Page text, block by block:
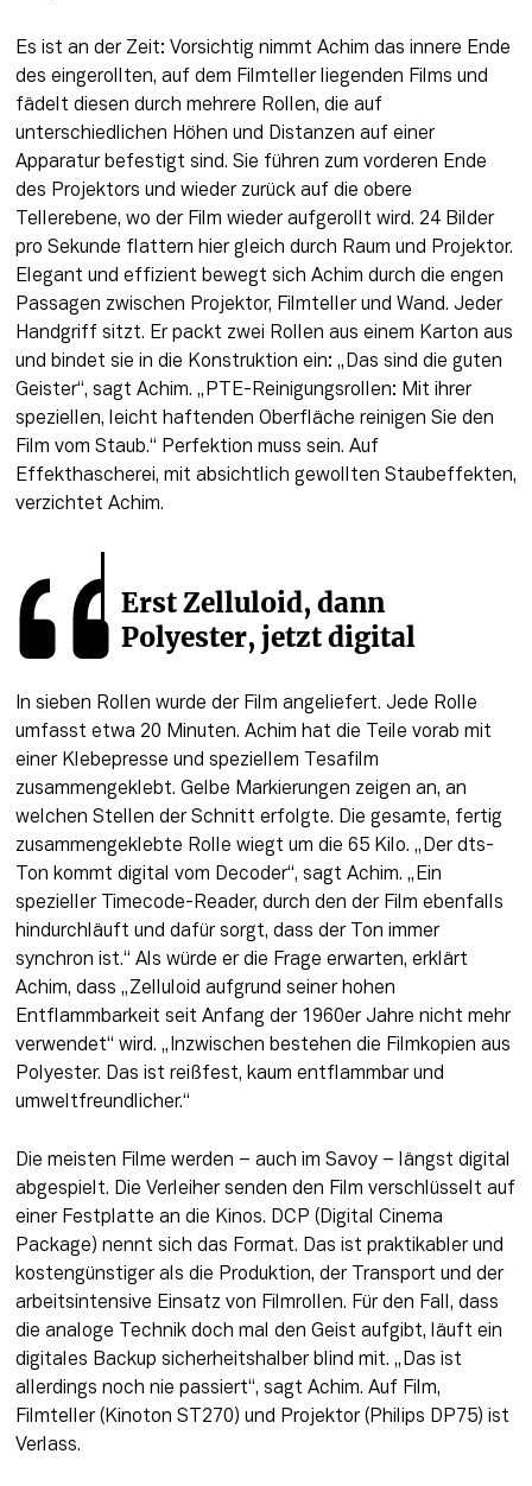
Es ist an der Zeit: Vorsichtig nimmt Achim das innere Ende
des eingerollten, auf dem Filmteller liegenden Films und
fädelt diesen durch mehrere Rollen, die auf
unterschiedlichen Höhen und Distanzen auf einer
Apparatur befestigt sind. Sie führen zum vorderen Ende
des Projektors und wieder zurück auf die obere
Tellerebene, wo der Film wieder aufgerollt wird. 24 Bilder
pro Sekunde flattern hier gleich durch Raum und Projektor.
Elegant und effizient bewegt sich Achim durch die engen
Passagen zwischen Projektor, Filmteller und Wand. Jeder
Handgriff sitzt. Er packt zwei Rollen aus einem Karton aus
und bindet sie in die Konstruktion ein: „Das sind die guten
Geister“, sagt Achim. „PTE-Reinigungsrollen: Mit ihrer
speziellen, leicht haftenden Oberfläche reinigen Sie den
Film vom Staub.“ Perfektion muss sein. Auf
Effekthascherei, mit absichtlich gewollten Staubeffekten,
verzichtet Achim.
Erst Zelluloid, dann
Polyester, jetzt digital
In sieben Rollen wurde der Film angeliefert. Jede Rolle
umfasst etwa 20 Minuten. Achim hat die Teile vorab mit
einer Klebepresse und speziellem Tesafilm
zusammengeklebt. Gelbe Markierungen zeigen an, an
welchen Stellen der Schnitt erfolgte. Die gesamte, fertig
zusammengeklebte Rolle wiegt um die 65 Kilo. „Der dts-
Ton kommt digital vom Decoder“, sagt Achim. „Ein
spezieller Timecode-Reader, durch den der Film ebenfalls
hindurchläuft und dafür sorgt, dass der Ton immer
synchron ist.“ Als würde er die Frage erwarten, erklärt
Achim, dass „Zelluloid aufgrund seiner hohen
Entflammbarkeit seit Anfang der 1960er Jahre nicht mehr
verwendet“ wird. „Inzwischen bestehen die Filmkopien aus
Polyester. Das ist reißfest, kaum entflammbar und
umweltfreundlicher.“
Die meisten Filme werden – auch im Savoy – längst digital
abgespielt. Die Verleiher senden den Film verschlüsselt auf
einer Festplatte an die Kinos. DCP (Digital Cinema
Package) nennt sich das Format. Das ist praktikabler und
kostengünstiger als die Produktion, der Transport und der
arbeitsintensive Einsatz von Filmrollen. Für den Fall, dass
die analoge Technik doch mal den Geist aufgibt, läuft ein
digitales Backup sicherheitshalber blind mit. „Das ist
allerdings noch nie passiert“, sagt Achim. Auf Film,
Filmteller (Kinoton ST270) und Projektor (Philips DP75) ist
Verlass.